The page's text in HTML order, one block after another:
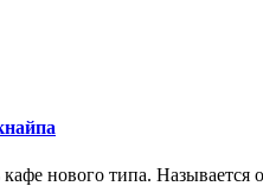
нового типа.